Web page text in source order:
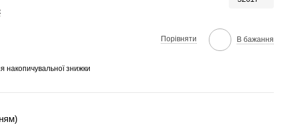
Порівняти В бажання
накопичувальної знижки